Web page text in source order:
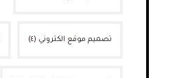
تصميم موقع الكتروني (٤)